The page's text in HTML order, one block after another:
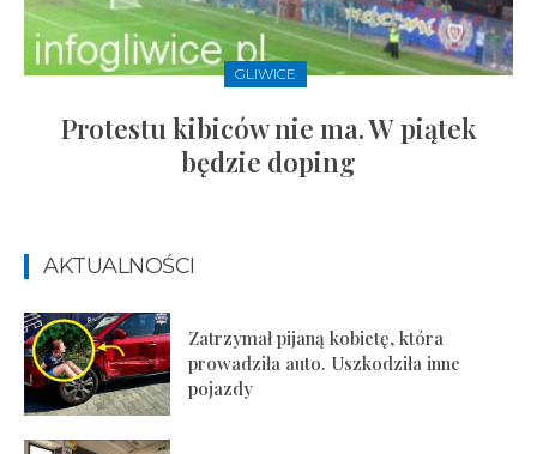
GLIWICE
Protestu kibiców nie ma. W piątek
będzie doping
AKTUALNOŚCI
Zatrzymał pijaną kobietę, która
prowadziła auto. Uszkodziła inne
pojazdy